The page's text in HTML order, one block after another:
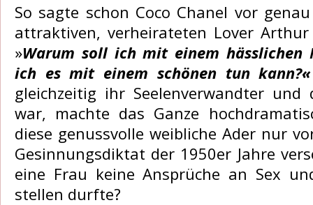
So sagte schon Coco Chanel vor
attraktiven, verheirateten Lover Arthur
»Warum soll ich mit einem hässlichen
ich es mit einem schönen tun kann?«
gleichzeitig ihr Seelenverwandter und
war, machte das Ganze
diese genussvolle weibliche Ader nur
Gesinnungsdiktat der 1950er Jahre
eine Frau keine Ansprüche an Sex
stellen durfte?